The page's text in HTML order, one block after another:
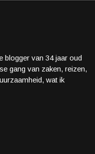
blogger van 34 jaar oud
gang van zaken, reizen,
wat ik